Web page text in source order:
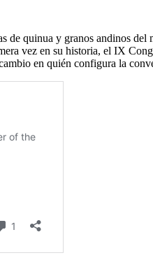
quinua y granos andinos
vez en su historia, el IX
en quién configura la